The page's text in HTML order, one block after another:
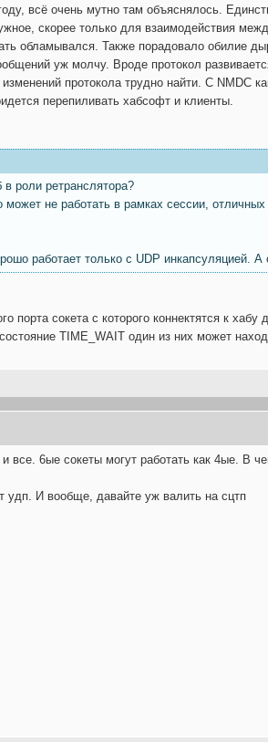
всё очень мутно там объяснялось.
скорее только для взаимодействия
обламывался. Также порадовало обилие
уж молчу. Вроде протокол
протокола трудно найти. С NMDC
перепиливать хабсофт и клиенты.
роли ретранслятора?
не работать в рамках сессии,
работает только с UDP инкапсуляцией. А
порта сокета с которого коннектятся к
TIME_WAIT один из них может
все. 6ые сокеты могут работать как 4ые. В
удп. И вообще, давайте уж валить на сцтп